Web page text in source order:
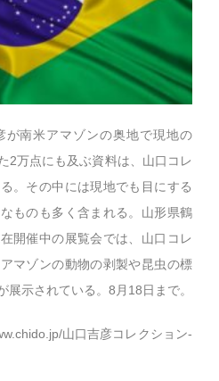
が南米アマゾンの奥地で現地の
2万点にも及ぶ資料は、山口コレ
。その中には現地でも目にする
ものも多く含まれる。山形県鶴
開催中の展覧会では、山口コレ
マゾンの動物の剥製や昆虫の標
示されている。8月18日まで。
山口吉彦コレクション-